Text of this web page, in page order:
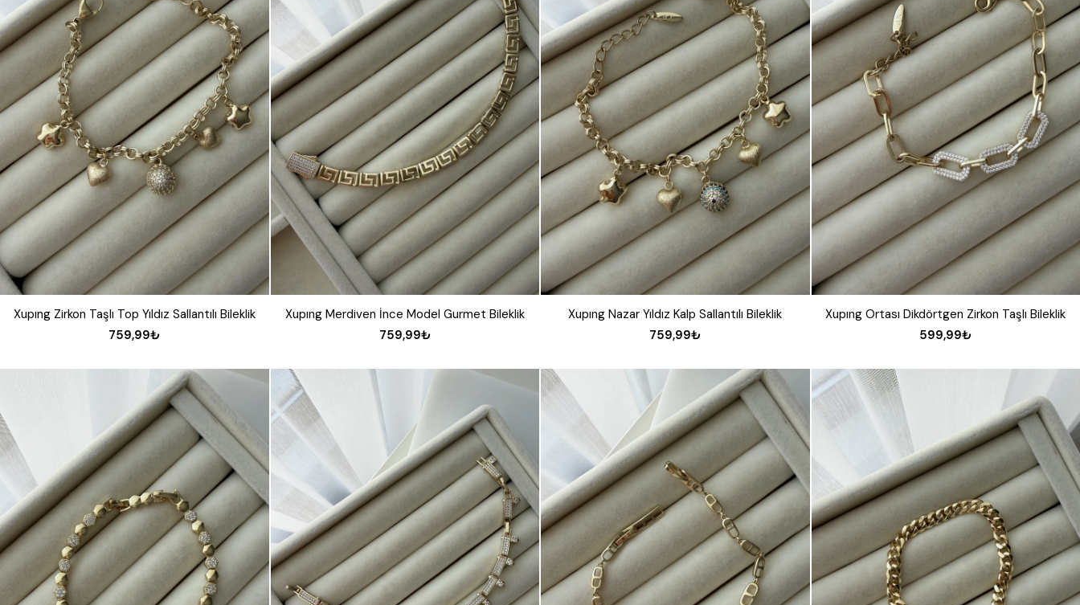
Xupıng Zirkon Taşlı Top Yıldız Sallantılı Bileklik
759,99₺
Xupıng Merdiven İnce Model Gurmet Bileklik
759,99₺
Xupıng Nazar Yıldız Kalp Sallantılı Bileklik
759,99₺
Xupıng Ortası Dikdörtgen Zirkon Taşlı Bileklik
599,99₺